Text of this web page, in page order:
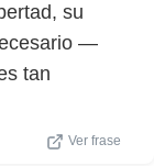
su
—
tan
Ver frase